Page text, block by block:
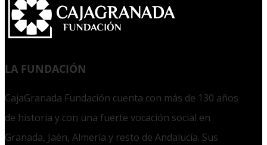
LA FUNDACIÓN
CajaGranada Fundación cuenta con más de 130 años
de historia y con una fuerte vocación social en
Granada, Jaén, Almería y resto de Andalucía. Sus